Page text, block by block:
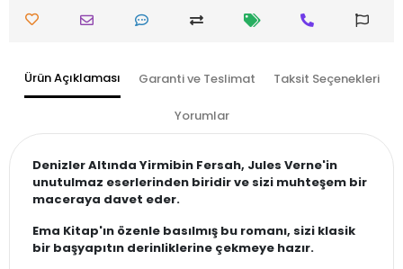
Ürün Açıklaması Garanti ve Teslimat Taksit Seçenekleri
Yorumlar
Denizler Altında Yirmibin Fersah, Jules Verne'in
unutulmaz eserlerinden biridir ve sizi muhteşem bir
maceraya davet eder.
Ema Kitap'ın özenle basılmış bu romanı, sizi klasik
bir başyapıtın derinliklerine çekmeye hazır.